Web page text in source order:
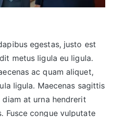
egestas, justo est
metus ligula eu ligula.
ac quam aliquet,
ligula. Maecenas sagittis
at urna hendrerit
Fusce congue vulputate